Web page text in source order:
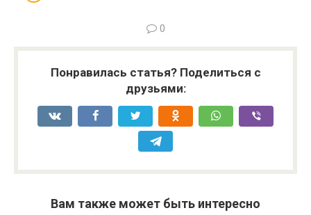
0
Понравилась статья? Поделиться с
друзьями:
Вам также может быть интересно